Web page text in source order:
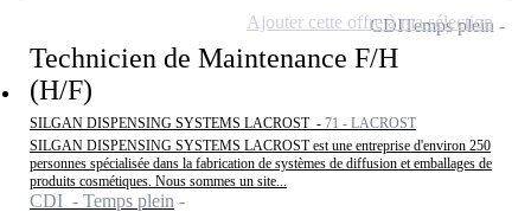
Technicien de Maintenance F/H
(H/F)
SILGAN DISPENSING SYSTEMS LACROST - 71 - LACROST
SILGAN DISPENSING SYSTEMS LACROST est une entreprise d'environ 250
personnes spécialisée dans la fabrication de systèmes de diffusion et emballages de
produits cosmétiques. Nous sommes un site...
CDI - Temps plein
CDITemps plein
Ajouter cette offre à ma sélection